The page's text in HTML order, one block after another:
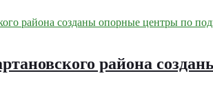
района